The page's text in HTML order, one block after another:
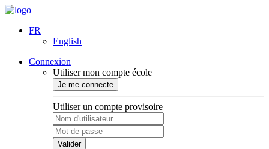
FR
English
Connexion
Utiliser mon compte école
Je me connecte
Utiliser un compte provisoire
Valider